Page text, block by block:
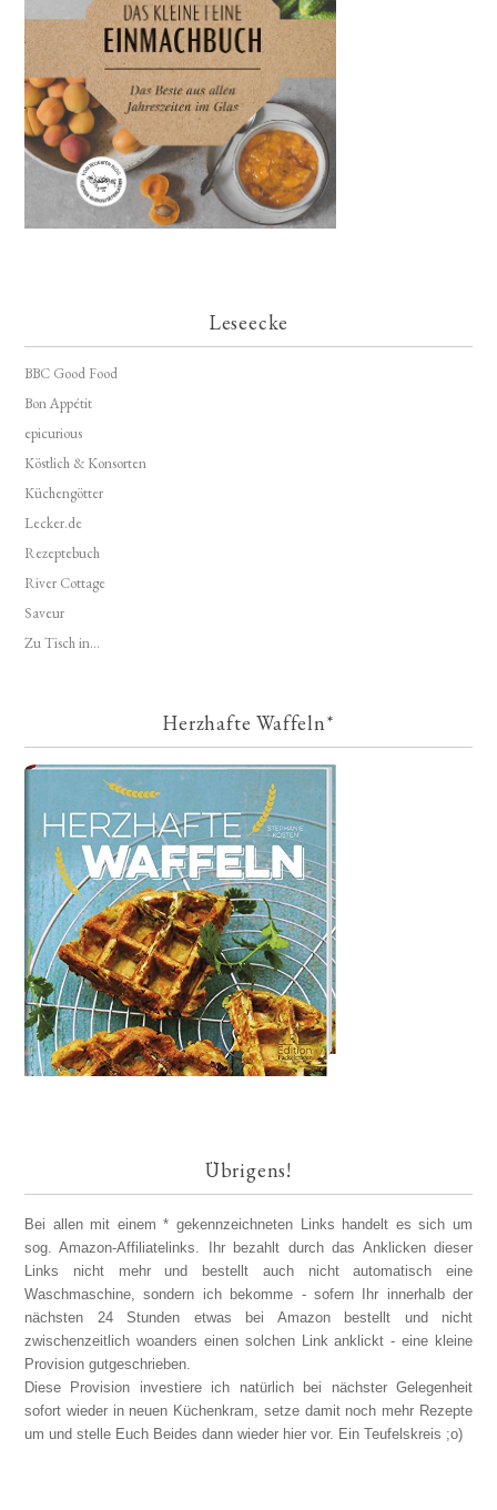
Leseecke
BBC Good Food
Bon Appétit
epicurious
Köstlich & Konsorten
Küchengötter
Lecker.de
Rezeptebuch
River Cottage
Saveur
Zu Tisch in...
Herzhafte Waffeln*
Übrigens!
Bei allen mit einem * gekennzeichneten Links handelt es sich um
sog. Amazon-Affiliatelinks. Ihr bezahlt durch das Anklicken dieser
Links nicht mehr und bestellt auch nicht automatisch eine
Waschmaschine, sondern ich bekomme - sofern Ihr innerhalb der
nächsten 24 Stunden etwas bei Amazon bestellt und nicht
zwischenzeitlich woanders einen solchen Link anklickt - eine kleine
Provision gutgeschrieben.
Diese Provision investiere ich natürlich bei nächster Gelegenheit
sofort wieder in neuen Küchenkram, setze damit noch mehr Rezepte
um und stelle Euch Beides dann wieder hier vor. Ein Teufelskreis ;o)